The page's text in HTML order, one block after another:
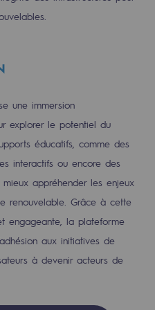
une immersion
explorer le potentiel du
éducatifs, comme des
interactifs ou encore des
appréhender les enjeux
renouvelable. Grâce à cette
engageante, la plateforme
aux initiatives de
à devenir acteurs de